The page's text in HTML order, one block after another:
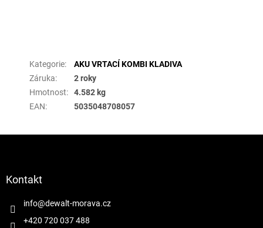
Kategorie:
AKU VRTACÍ KOMBI KLADIVA
Záruka:
2 roky
Hmotnost:
4.582 kg
EAN: 5035048708057
Kontakt
info@dewalt-morava.cz
+420 720 037 488